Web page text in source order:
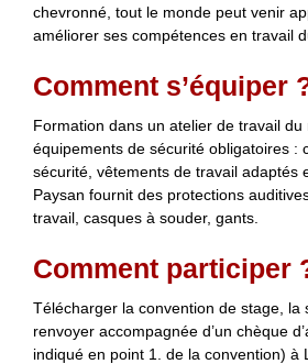
chevronné, tout le monde peut venir
améliorer ses compétences en travail
Comment s’équiper
Formation dans un atelier de travail du
équipements de sécurité obligatoires :
sécurité, vêtements de travail adaptés
Paysan fournit des protections
travail, casques à souder, gants.
Comment participer
Télécharger la convention de stage, la
renvoyer accompagnée d’un chèque
indiqué en point 1. de la convention) à